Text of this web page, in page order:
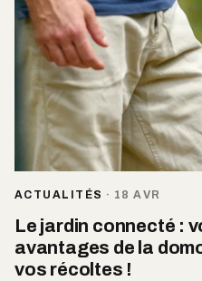
ACTUALITÉS · 18 AVR
Le jardin connecté :
avantages de la
vos récoltes !